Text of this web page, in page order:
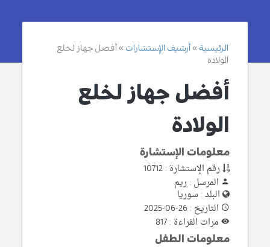
الرئيسية أرشيف الإستشارات
أفضل جهاز لخلع
الولادة
أفضل جهاز لخلع
الولادة
معلومات الإستشارة
رقم الإستشارة : 10712
المرسل : ريم
البلد : سوريا
التاريخ : 26-06-2025
مرات القراءة : 817
معلومات الطفل